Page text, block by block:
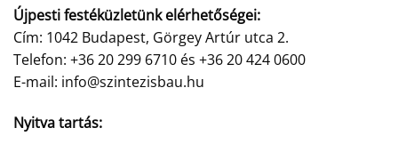
Újpesti festéküzletünk elérhetőségei:
Cím: 1042 Budapest, Görgey Artúr utca 2.
Telefon: +36 20 299 6710 és +36 20 424 0600
E-mail: info@szintezisbau.hu
Nyitva tartás: